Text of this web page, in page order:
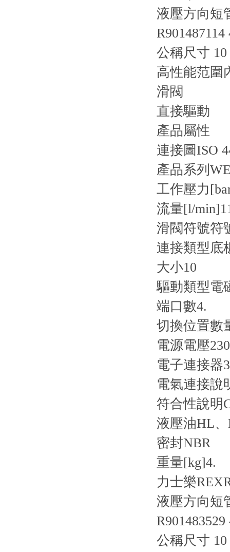
液壓方向短
公稱尺寸
高性能范圍
滑閥
直接驅動
產品屬性
連接圖ISO
產品系列
工作壓力
流量[l/min]
滑閥符號符
連接類型底
大小10
驅動類型電
端口數4.
切換位置數
電源電壓
電子連接器
電氣連接說
符合性說明
液壓油HL、
密封NBR
重量[kg]4.
力士樂
液壓方向短
公稱尺寸